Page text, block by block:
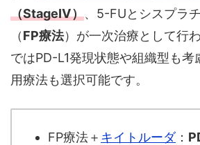
（StageⅣ）、5-FUとシスプラ
（FP療法）が一次治療として行
ではPD-L1発現状態や組織型も考
用療法も選択可能です。
FP療法＋ キイトルーダ：